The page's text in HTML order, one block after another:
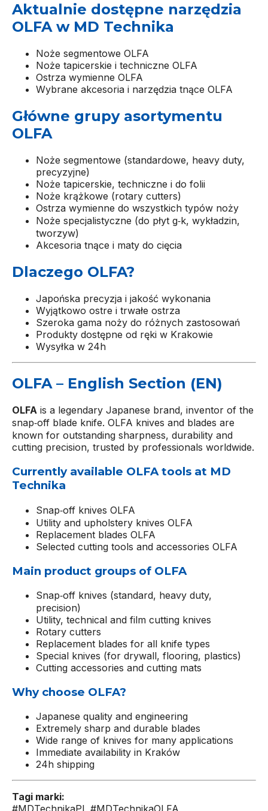
Aktualnie dostępne narzędzia
OLFA w MD Technika
Noże segmentowe OLFA
Noże tapicerskie i techniczne OLFA
Ostrza wymienne OLFA
Wybrane akcesoria i narzędzia tnące OLFA
Główne grupy asortymentu
OLFA
Noże segmentowe (standardowe, heavy duty,
precyzyjne)
Noże tapicerskie, techniczne i do folii
Noże krążkowe (rotary cutters)
Ostrza wymienne do wszystkich typów noży
Noże specjalistyczne (do płyt g‑k, wykładzin,
tworzyw)
Akcesoria tnące i maty do cięcia
Dlaczego OLFA?
Japońska precyzja i jakość wykonania
Wyjątkowo ostre i trwałe ostrza
Szeroka gama noży do różnych zastosowań
Produkty dostępne od ręki w Krakowie
Wysyłka w 24h
OLFA – English Section (EN)
OLFA is a legendary Japanese brand, inventor of the
snap‑off blade knife. OLFA knives and blades are
known for outstanding sharpness, durability and
cutting precision, trusted by professionals worldwide.
Currently available OLFA tools at MD
Technika
Snap‑off knives OLFA
Utility and upholstery knives OLFA
Replacement blades OLFA
Selected cutting tools and accessories OLFA
Main product groups of OLFA
Snap‑off knives (standard, heavy duty,
precision)
Utility, technical and film cutting knives
Rotary cutters
Replacement blades for all knife types
Special knives (for drywall, flooring, plastics)
Cutting accessories and cutting mats
Why choose OLFA?
Japanese quality and engineering
Extremely sharp and durable blades
Wide range of knives for many applications
Immediate availability in Kraków
24h shipping
Tagi marki:
#MDTechnikaPL #MDTechnikaOLFA